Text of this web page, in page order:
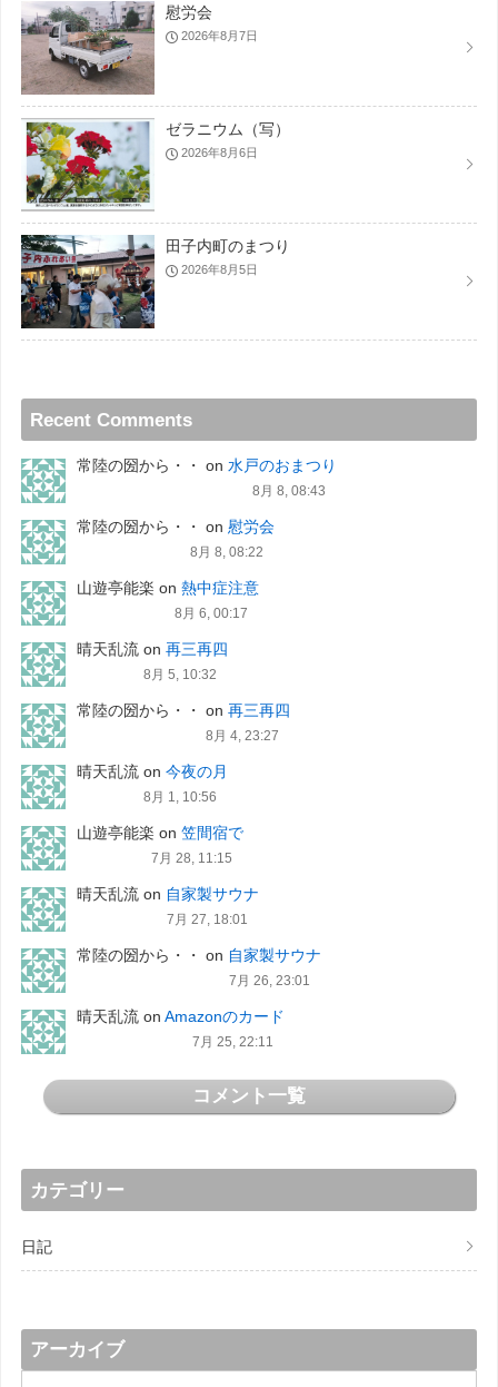
慰労会
2026年8月7日
ゼラニウム（写）
2026年8月6日
田子内町のまつり
2026年8月5日
Recent Comments
常陸の圀から・・ on 水戸のおまつり
8月 8, 08:43
常陸の圀から・・ on 慰労会
8月 8, 08:22
山遊亭能楽 on 熱中症注意
8月 6, 00:17
晴天乱流on 再三再四
8月 5, 10:32
常陸の圀から・・ on 再三再四
8月 4, 23:27
晴天乱流on 今夜の月
8月 1, 10:56
山遊亭能楽 on 笠間宿で
7月 28, 11:15
晴天乱流on 自家製サウナ
7月 27, 18:01
常陸の圀から・・ on 自家製サウナ
7月 26, 23:01
晴天乱流on Amazonのカード
7月 25, 22:11
コメント一覧
カテゴリー
日記
アーカイブ